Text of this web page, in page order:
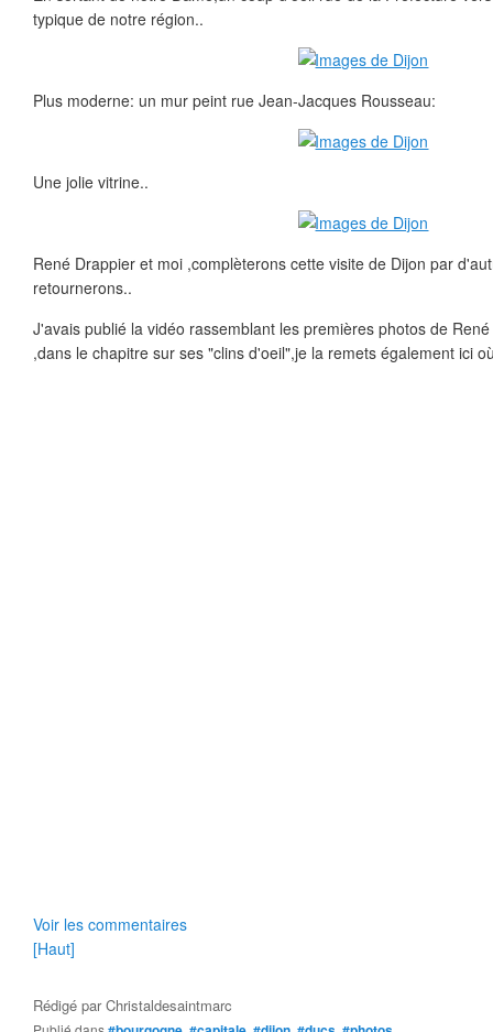
typique de notre région..
Plus moderne: un mur peint rue Jean-Jacques Rousseau:
Une jolie vitrine..
René Drappier et moi ,complèterons cette visite de Dijon par
retournerons..
J'avais publié la vidéo rassemblant les premières photos de
,dans le chapitre sur ses "clins d'oeil",je la remets également ici
Voir les commentaires
[Haut]
Rédigé parChristaldesaintmarc